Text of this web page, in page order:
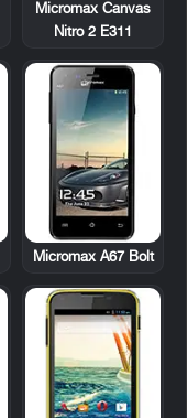
Micromax Canvas
Nitro 2 E311
Micromax A67 Bolt